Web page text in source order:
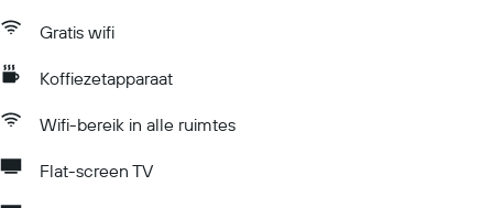
Gratis wifi
Koffiezetapparaat
Wifi-bereik in alle ruimtes
Flat-screen TV